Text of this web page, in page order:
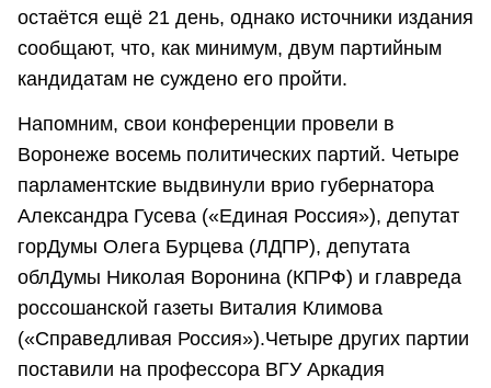
остаётся ещё 21 день, однако источники издания
сообщают, что, как минимум, двум партийным
кандидатам не суждено его пройти.
Напомним, свои конференции провели в
Воронеже восемь политических партий. Четыре
парламентские выдвинули врио губернатора
Александра Гусева («Единая Россия»), депутат
горДумы Олега Бурцева (ЛДПР), депутата
облДумы Николая Воронина (КПРФ) и главреда
россошанской газеты Виталия Климова
(«Справедливая Россия»).Четыре других партии
поставили на профессора ВГУ Аркадия